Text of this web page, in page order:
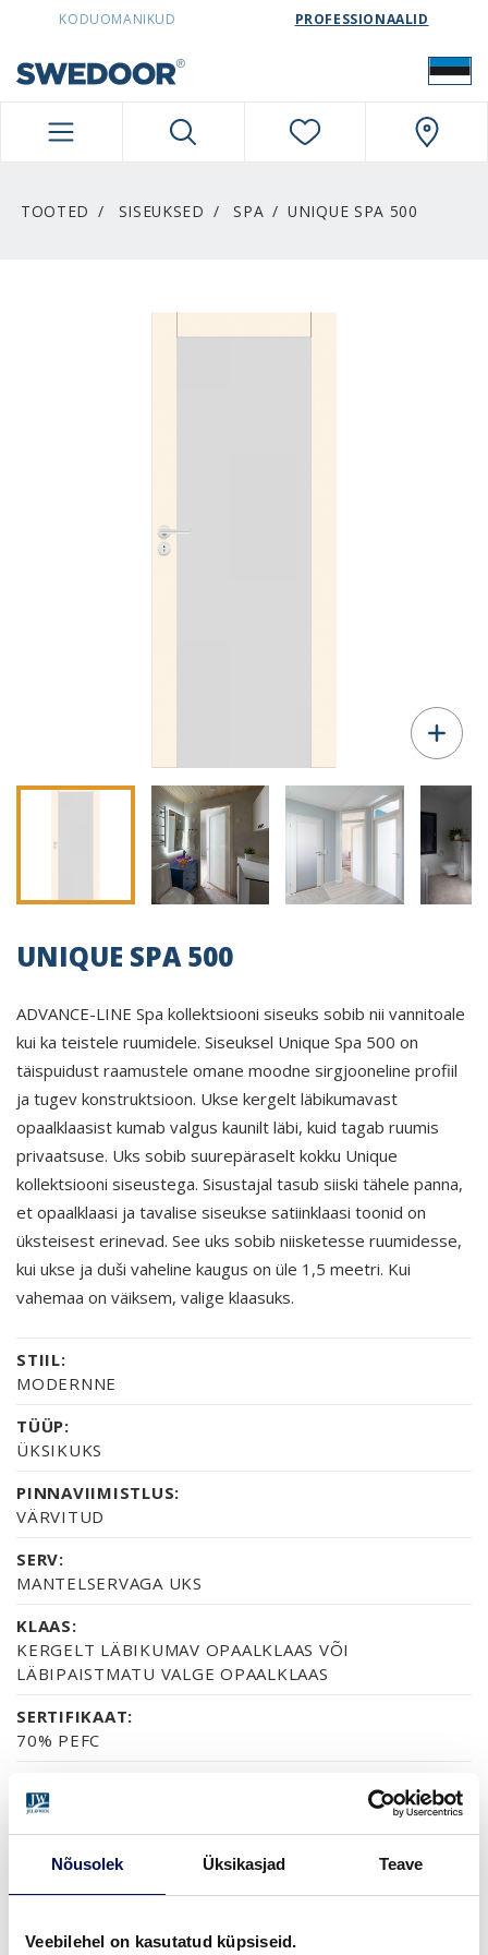
Nõusolek Üksikasjad Teave
Veebilehel on kasutatud küpsiseid.
SWEDOORESTONIA NAVIGATION
KODUOMANIKUD PROFESSIONAALID
TOOTED SISEUKSED SPA UNIQUE SPA 500
UNIQUE SPA 500
ADVANCE-LINE Spa kollektsiooni siseuks sobib nii vannitoale
kui ka teistele ruumidele. Siseuksel Unique Spa 500 on
täispuidust raamustele omane moodne sirgjooneline profiil
ja tugev konstruktsioon. Ukse kergelt läbikumavast
opaalklaasist kumab valgus kaunilt läbi, kuid tagab ruumis
privaatsuse. Uks sobib suurepäraselt kokku Unique
kollektsiooni siseustega. Sisustajal tasub siiski tähele panna,
et opaalklaasi ja tavalise siseukse satiinklaasi toonid on
üksteisest erinevad. See uks sobib niisketesse ruumidesse,
kui ukse ja duši vaheline kaugus on üle 1,5 meetri. Kui
vahemaa on väiksem, valige klaasuks.
STIIL:
MODERNNE
TÜÜP:
ÜKSIKUKS
PINNAVIIMISTLUS:
VÄRVITUD
SERV:
MANTELSERVAGA UKS
KLAAS:
KERGELT LÄBIKUMAV OPAALKLAAS VÕI
LÄBIPAISTMATU VALGE OPAALKLAAS
SERTIFIKAAT:
70% PEFC
2-AASTANE TOOTEGARANTII
VIIMISTLUS (6)
NCS S0502-YNCS S0500-NNCS S1502-G50Y
NCS S5500-N